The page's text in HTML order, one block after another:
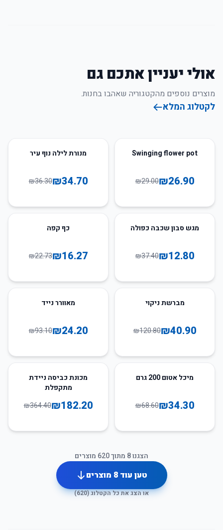
אולי יעניין אתכם גם
מוצרים נוספים מהקטגוריה שאהבו בחנות.
לקטלוג המלא
Swinging flower pot
₪26.90
₪29.00
מנורת לילה נוף עיר
₪34.70
₪36.30
66
מגש סבון שכבה כפולה
₪12.80
₪37.40
כף קפה
₪16.27
₪22.73
מברשת ניקוי
₪40.90
₪120.80
מאוורר נייד
₪24.20
₪93.10
מיכל אטום 200 גרם
₪34.30
₪68.60
מכונת כביסה ניידת
מתקפלת
₪182.20
₪364.40
הצגנו8 מתוך620 מוצרים
טען עוד8 מוצרים
או הצג את כל הקטלוג (620
)